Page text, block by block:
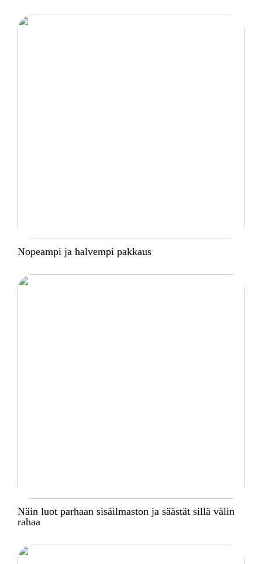
Nopeampi ja halvempi pakkaus
Näin luot parhaan sisäilmaston ja säästät sillä välin
rahaa